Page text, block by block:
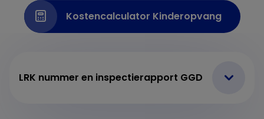
Kostencalculator Kinderopvang
LRK nummer en inspectierapport GGD